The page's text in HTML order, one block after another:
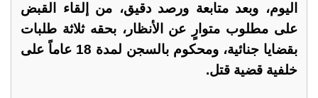
اليوم، وبعد متابعة ورصد دقيق، من إلقاء القبض
على مطلوب متوارٍ عن الأنظار، بحقه ثلاثة طلبات
بقضايا جنائية، ومحكوم بالسجن لمدة 18 عاماً على
خلفية قضية قتل.